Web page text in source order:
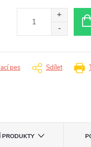
pes Sdílet
PRODUKTY